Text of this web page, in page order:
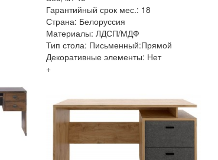
Гарантийный срок мес.: 18
Страна: Белоруссия
Материалы: ЛДСП/МДФ
Тип стола: Письменный:Прямой
Декоративные элементы: Нет
+